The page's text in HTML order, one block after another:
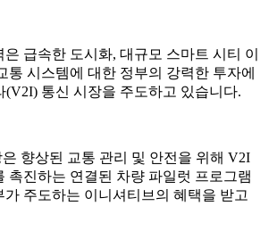
급속한 도시화, 대규모 스마트 시티 이
통 시스템에 대한 정부의 강력한 투자에
(V2I) 통신 시장을 주도하고 있습니다.
향상된 교통 관리 및 안전을 위해 V2I
촉진하는 연결된 차량 파일럿 프로그램
가 주도하는 이니셔티브의 혜택을 받고